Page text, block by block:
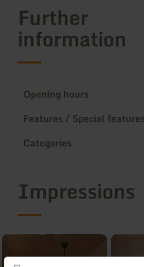
Further
information
Opening hours
Features / Special features
Categories
Impressions